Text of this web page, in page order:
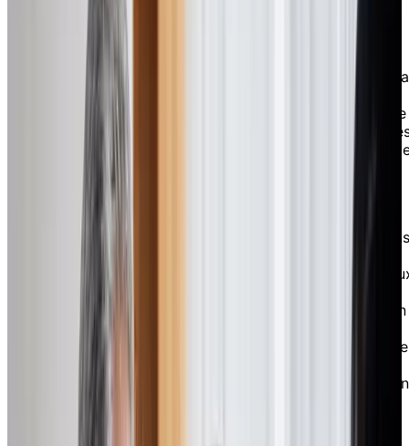
Que contient ce guide ?
Téléchargez notre guide exclusif sur l’abordabilité de la
vie en résidence en remplissant le formulaire. Dans ce
guide, nous cherchons à déboulonner les mythes sur le
coût de la vie en résidence et à vous faire découvrir
différentes options qui s’offrent à vous. Les questions
inquiétudes fréquentes à propos de son coût y sont
traitées; vous trouverez notamment des conseils
La planification des coûts de la vie et des soins
Les coûts de vieillir à domicile comparés à
de la vie en résidence
Les stratégies possibles pour financer la vie en
résidence
Les questions financières courantes sur la vie
Les astuces pour s’offrir la vie en résidence